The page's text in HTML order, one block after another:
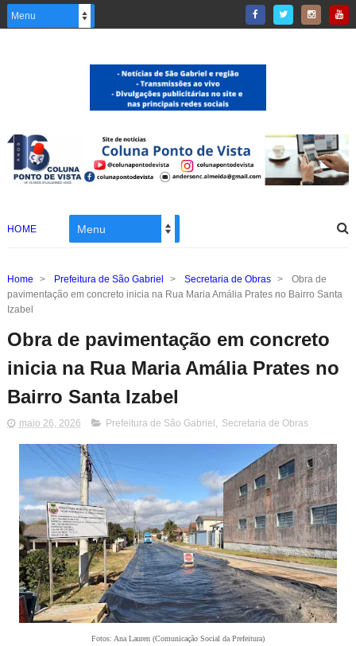
HOME
Home > Prefeitura de São Gabriel > Secretaria de Obras >
Obra de
pavimentação em concreto inicia na Rua Maria Amália Prates no Bairro Santa
Izabel
Obra de pavimentação em concreto
inicia na Rua Maria Amália Prates no
Bairro Santa Izabel
maio 26, 2026 Prefeitura de São Gabriel , Secretaria de Obras
Fotos: Ana Lauren (Comunicação Social da Prefeitura)